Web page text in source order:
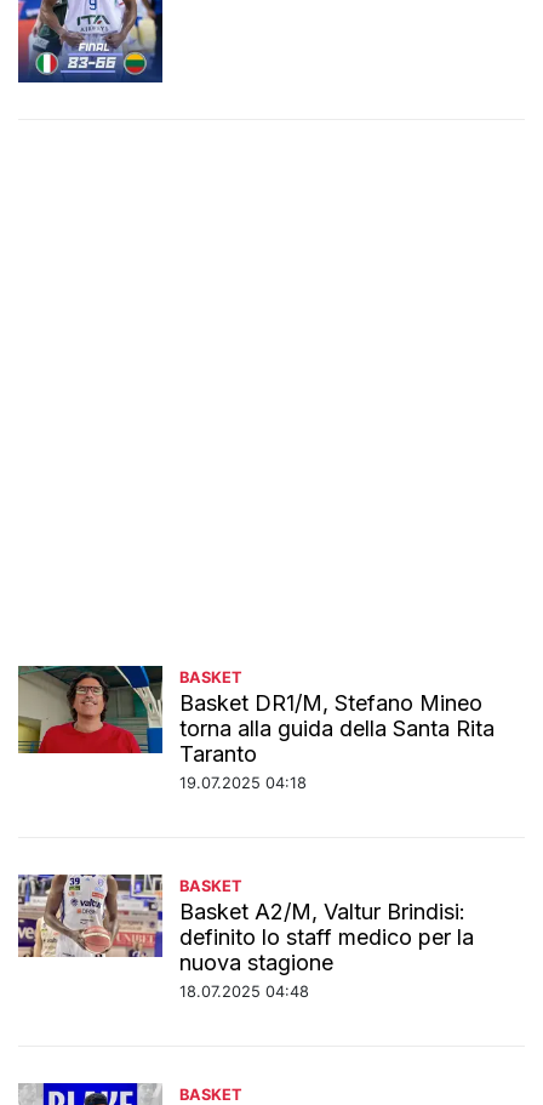
BASKET
Basket DR1/M, Stefano Mineo
torna alla guida della Santa Rita
Taranto
19.07.2025 04:18
BASKET
Basket A2/M, Valtur Brindisi:
definito lo staff medico per la
nuova stagione
18.07.2025 04:48
BASKET